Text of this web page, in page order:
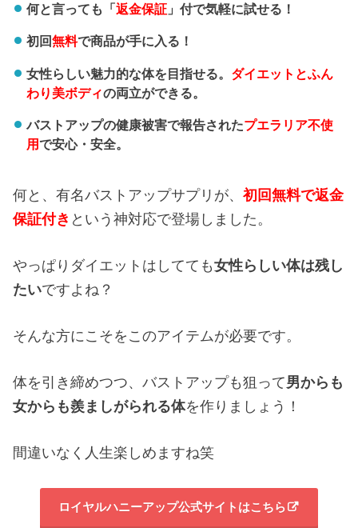
何と言っても「返金保証」付で気軽に試せる！
初回無料で商品が手に入る！
女性らしい魅力的な体を目指せる。 ダイエットとふん
わり美ボディの両立ができる。
バストアップの健康被害で報告されたプエラリア不使
用で安心・安全。
何と、有名バストアップサプリが、初回無料で返金
保証付き という神対応で登場しました。
やっぱりダイエットはしてても女性らしい体は残し
たいですよね？
そんな方にこそをこのアイテムが必要です。
体を引き締めつつ、バストアップも狙って男からも
女からも羨ましがられる体を作りましょう！
間違いなく人生楽しめますね笑
ロイヤルハニーアップ公式サイトはこちら